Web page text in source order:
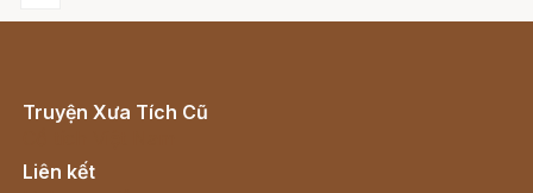
Truyện Xưa Tích Cũ
Liên kết